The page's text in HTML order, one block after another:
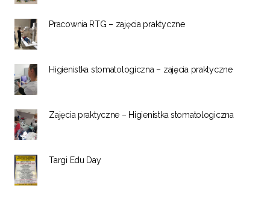
Pracownia RTG – zajęcia praktyczne
Higienistka stomatologiczna – zajęcia praktyczne
Zajęcia praktyczne – Higienistka stomatologiczna
Targi Edu Day